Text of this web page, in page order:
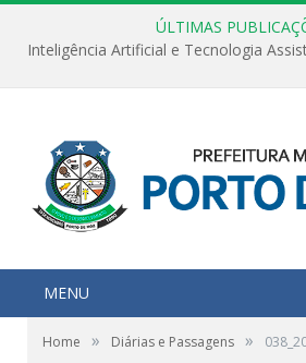
ÚLTIMAS
MENU
Home » Diárias e Passagens »